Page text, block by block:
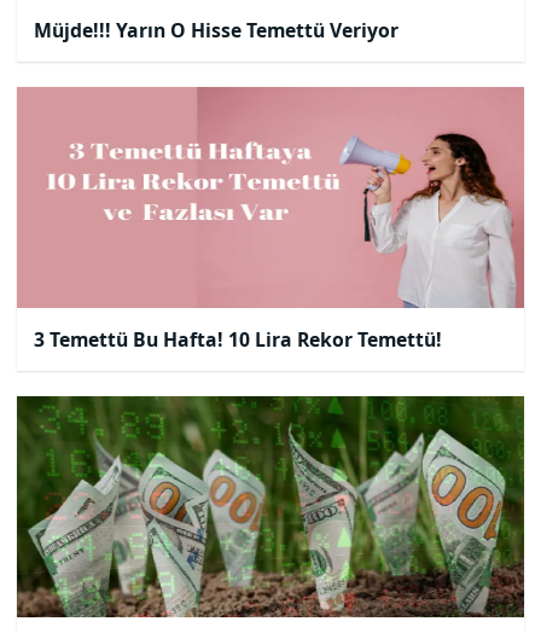
Müjde!!! Yarın O Hisse Temettü Veriyor
3 Temettü Bu Hafta! 10 Lira Rekor Temettü!